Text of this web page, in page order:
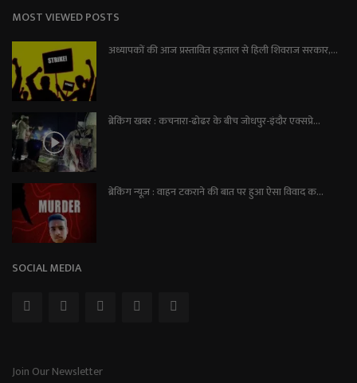
MOST VIEWED POSTS
अध्यापकों की आज प्रस्तावित हड़ताल से हिली शिवराज सरकार,...
ब्रेकिंग खबर : कचनारा-ढोढर के बीच जोधपुर-इंदौर एक्सप्रे...
ब्रेकिंग न्यूज़ : वाहन टकराने की बात पर हुआ ऐसा विवाद क...
SOCIAL MEDIA
Join Our Newsletter